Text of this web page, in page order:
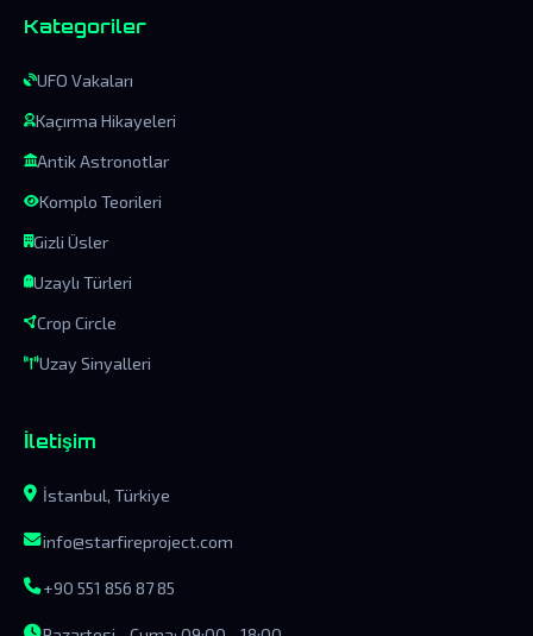
Kategoriler
UFO Vakaları
Kaçırma Hikayeleri
Antik Astronotlar
Komplo Teorileri
Gizli Üsler
Uzaylı Türleri
Crop Circle
Uzay Sinyalleri
İletişim
İstanbul, Türkiye
info@starfireproject.com
+90 551 856 87 85